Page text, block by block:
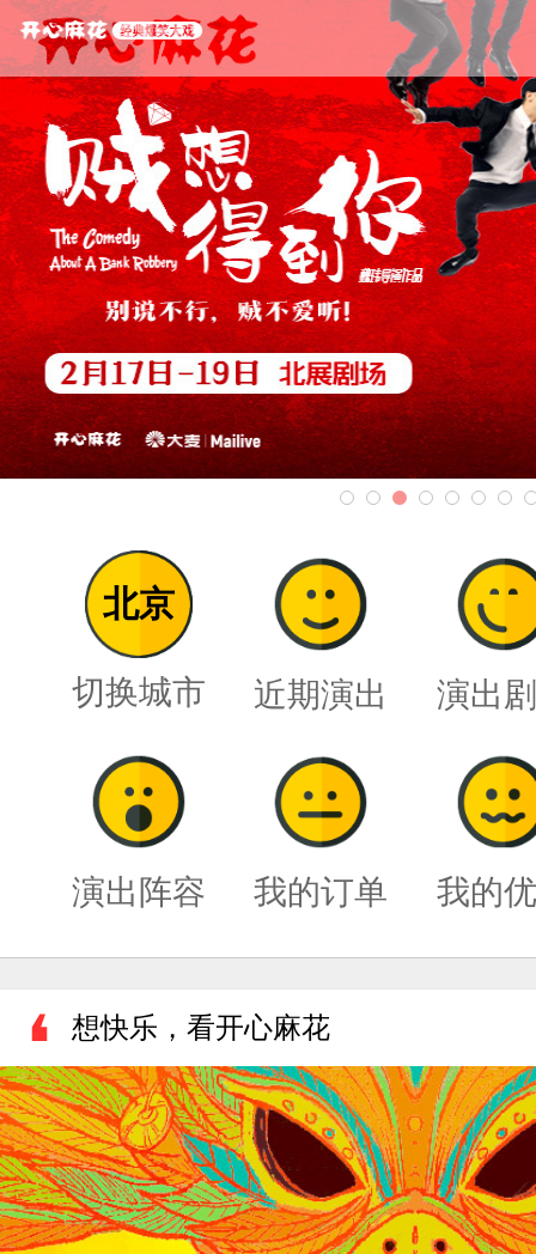
北京
切换城市 近期演出 演出
演出阵容 我的订单 我的
想快乐，看开心麻花